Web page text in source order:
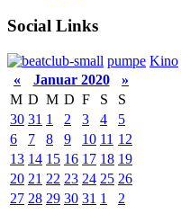
Social Links
pumpe Kino
«
Januar 2020
»
M D M D F S
S
30 31 1 2 3 4
5
6
7 8 9 10 11 12
13 14 15 16 17 18 19
20 21 22 23 24 25 26
27 28 29 30 31 1 2